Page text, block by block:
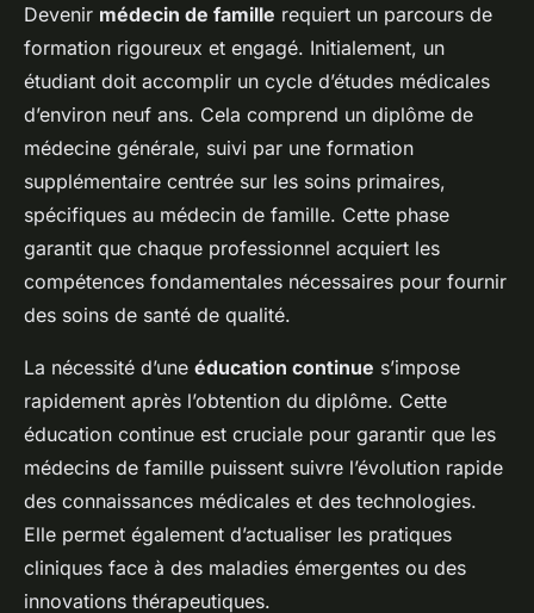
Devenir médecin de famille requiert un parcours de
formation rigoureux et engagé. Initialement, un
étudiant doit accomplir un cycle d’études médicales
d’environ neuf ans. Cela comprend un diplôme de
médecine générale, suivi par une formation
supplémentaire centrée sur les soins primaires,
spécifiques au médecin de famille. Cette phase
garantit que chaque professionnel acquiert les
compétences fondamentales nécessaires pour fournir
des soins de santé de qualité.
La nécessité d’une éducation continue s’impose
rapidement après l’obtention du diplôme. Cette
éducation continue est cruciale pour garantir que les
médecins de famille puissent suivre l’évolution rapide
des connaissances médicales et des technologies.
Elle permet également d’actualiser les pratiques
cliniques face à des maladies émergentes ou des
innovations thérapeutiques.